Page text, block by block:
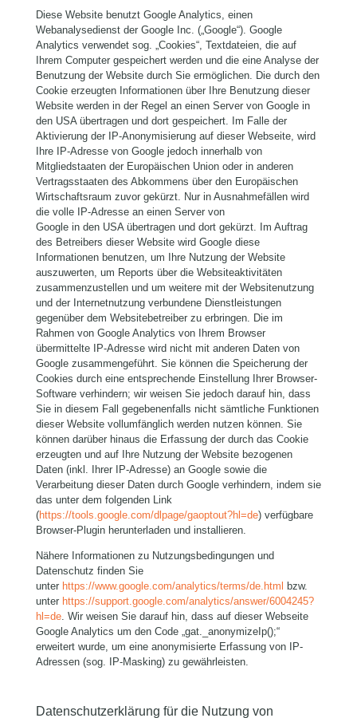
Diese Website benutzt Google Analytics, einen
Webanalysedienst der Google Inc. („Google“). Google
Analytics verwendet sog. „Cookies“, Textdateien, die auf
Ihrem Computer gespeichert werden und die eine Analyse der
Benutzung der Website durch Sie ermöglichen. Die durch den
Cookie erzeugten Informationen über Ihre Benutzung dieser
Website werden in der Regel an einen Server von Google in
den USA übertragen und dort gespeichert. Im Falle der
Aktivierung der IP-Anonymisierung auf dieser Webseite, wird
Ihre IP-Adresse von Google jedoch innerhalb von
Mitgliedstaaten der Europäischen Union oder in anderen
Vertragsstaaten des Abkommens über den Europäischen
Wirtschaftsraum zuvor gekürzt. Nur in Ausnahmefällen wird
die volle IP-Adresse an einen Server von
Google in den USA übertragen und dort gekürzt. Im Auftrag
des Betreibers dieser Website wird Google diese
Informationen benutzen, um Ihre Nutzung der Website
auszuwerten, um Reports über die Websiteaktivitäten
zusammenzustellen und um weitere mit der Websitenutzung
und der Internetnutzung verbundene Dienstleistungen
gegenüber dem Websitebetreiber zu erbringen. Die im
Rahmen von Google Analytics von Ihrem Browser
übermittelte IP-Adresse wird nicht mit anderen Daten von
Google zusammengeführt. Sie können die Speicherung der
Cookies durch eine entsprechende Einstellung Ihrer Browser-
Software verhindern; wir weisen Sie jedoch darauf hin, dass
Sie in diesem Fall gegebenenfalls nicht sämtliche Funktionen
dieser Website vollumfänglich werden nutzen können. Sie
können darüber hinaus die Erfassung der durch das Cookie
erzeugten und auf Ihre Nutzung der Website bezogenen
Daten (inkl. Ihrer IP-Adresse) an Google sowie die
Verarbeitung dieser Daten durch Google verhindern, indem sie
das unter dem folgenden Link
(https://tools.google.com/dlpage/gaoptout?hl=de) verfügbare
Browser-Plugin herunterladen und installieren.
Nähere Informationen zu Nutzungsbedingungen und
Datenschutz finden Sie
unter https://www.google.com/analytics/terms/de.html bzw.
unter https://support.google.com/analytics/answer/6004245?
hl=de. Wir weisen Sie darauf hin, dass auf dieser Webseite
Google Analytics um den Code „gat._anonymizeIp();“
erweitert wurde, um eine anonymisierte Erfassung von IP-
Adressen (sog. IP-Masking) zu gewährleisten.
Datenschutzerklärung für die Nutzung von